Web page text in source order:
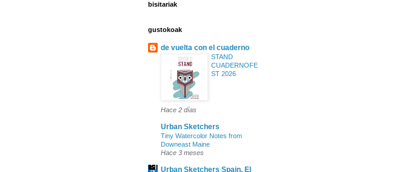
bisitariak
gustokoak
de vuelta con el cuaderno
STAND
CUADERNOFE
ST 2026
Hace 2 días
Urban Sketchers
Tiny Watercolor Notes from
Downeast Maine
Hace 3 meses
Urban Sketchers Spain. El